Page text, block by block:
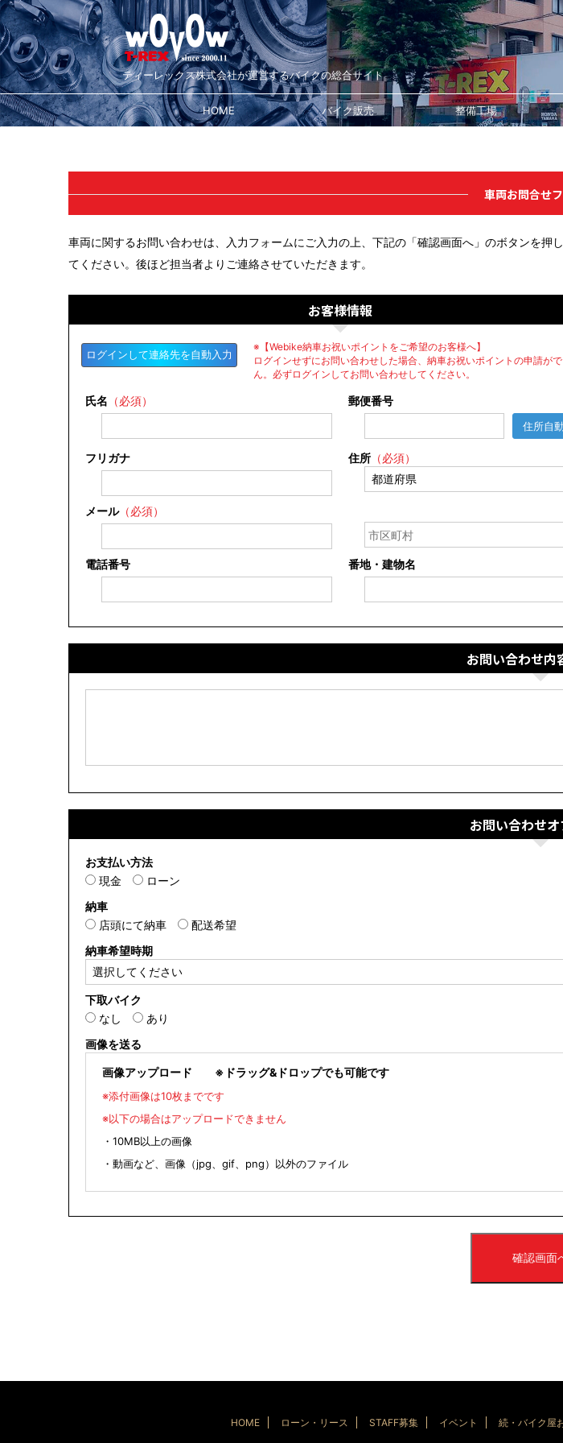
ティーレックス株式会社が運営するバイクの総合サイト
HOME バイク販売 整備工場
車両お問合せ
車両に関するお問い合わせは、入力フォームにご入力の上、下記の「確認画面へ」のボタンを
てください。後ほど担当者よりご連絡させていただきます。
お客様情報
ログインして連絡先を自動入力
※【Webike納車お祝いポイントをご希望のお客様へ】
ログインせずにお問い合わせした場合、納車お祝いポイントの申請が
ん。必ずログインしてお問い合わせしてください。
氏名 （必須） 郵便番号
住所自
フリガナ 住所 （必須）
メール（必須）
電話番号 番地・建物名
お問い合わせ内
お問い合わせ
お支払い方法
現金
ローン
納車
店頭にて納車
配送希望
納車希望時期
下取バイク
なし
あり
画像を送る
画像アップロード ※ドラッグ&ドロップでも可能です
※添付画像は10枚までです
※以下の場合はアップロードできません
・10MB以上の画像
・動画など、画像（jpg、gif、png）以外のファイル
確認画面
HOME ローン・リース STAFF募集 イベント 続・バイク屋